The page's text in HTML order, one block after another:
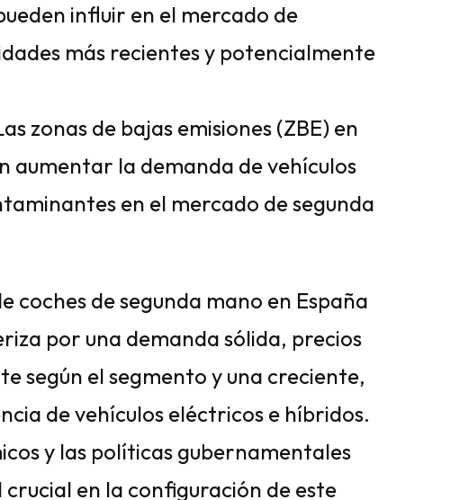
influir en el mercado de
más recientes y potencialmente
zonas de bajas emisiones (ZBE) en
aumentar la demanda de vehículos
en el mercado de segunda
coches de segunda mano en España
por una demanda sólida, precios
según el segmento y una creciente,
de vehículos eléctricos e híbridos.
y las políticas gubernamentales
en la configuración de este